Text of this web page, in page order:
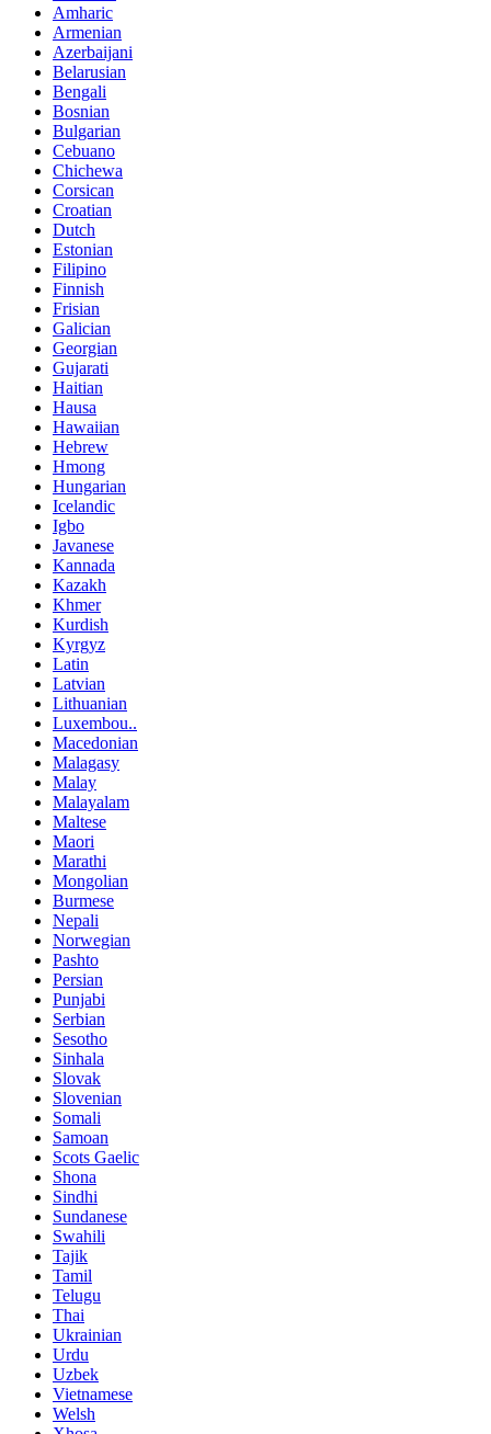
Amharic
Armenian
Azerbaijani
Belarusian
Bengali
Bosnian
Bulgarian
Cebuano
Chichewa
Corsican
Croatian
Dutch
Estonian
Filipino
Finnish
Frisian
Galician
Georgian
Gujarati
Haitian
Hausa
Hawaiian
Hebrew
Hmong
Hungarian
Icelandic
Igbo
Javanese
Kannada
Kazakh
Khmer
Kurdish
Kyrgyz
Latin
Latvian
Lithuanian
Luxembou..
Macedonian
Malagasy
Malay
Malayalam
Maltese
Maori
Marathi
Mongolian
Burmese
Nepali
Norwegian
Pashto
Persian
Punjabi
Serbian
Sesotho
Sinhala
Slovak
Slovenian
Somali
Samoan
Scots Gaelic
Shona
Sindhi
Sundanese
Swahili
Tajik
Tamil
Telugu
Thai
Ukrainian
Urdu
Uzbek
Vietnamese
Welsh